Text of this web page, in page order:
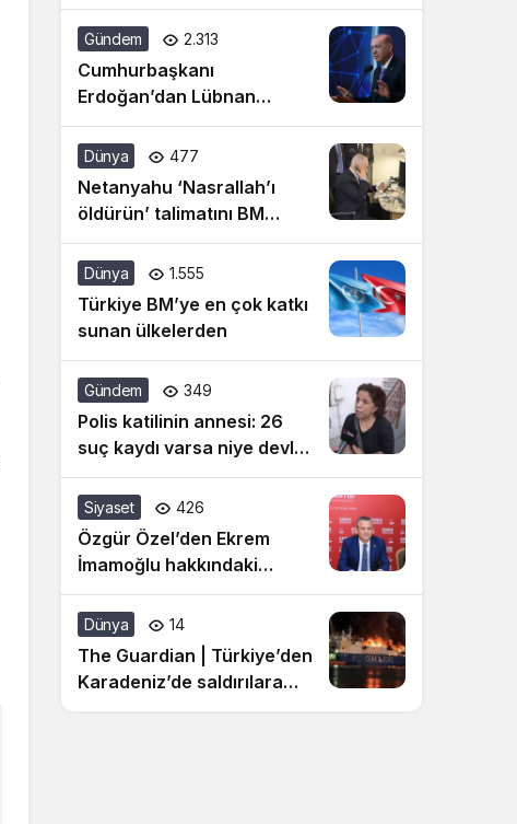
Gündem 2.313
Cumhurbaşkanı
Erdoğan’dan Lübnan
açıklaması: İsrail’in cinnet
siyasetine artık dur
denilmeli
Dünya 477
Netanyahu ‘Nasrallah’ı
öldürün’ talimatını BM
konuşması öncesi vermiş!
Dünya 1.555
Türkiye BM’ye en çok katkı
sunan ülkelerden
Gündem 349
Polis katilinin annesi: 26
suç kaydı varsa niye devlet
bunu almadı
Siyaset 426
Özgür Özel’den Ekrem
İmamoğlu hakkındaki
hakaret davasına ilişkin
açıklama
Dünya 14
The Guardian | Türkiye’den
Karadeniz’de saldırılara